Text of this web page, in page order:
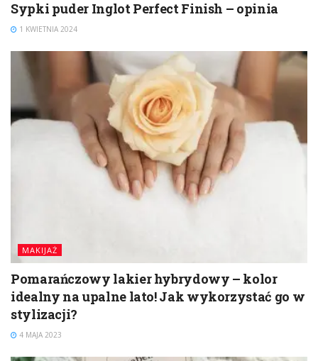
Sypki puder Inglot Perfect Finish – opinia
1 KWIETNIA 2024
MAKIJAŻ
Pomarańczowy lakier hybrydowy – kolor
idealny na upalne lato! Jak wykorzystać go w
stylizacji?
4 MAJA 2023